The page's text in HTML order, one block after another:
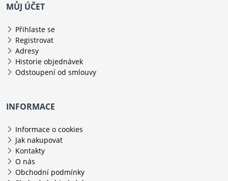
MŮJ ÚČET
Přihlaste se
Registrovat
Adresy
Historie objednávek
Odstoupení od smlouvy
INFORMACE
Informace o cookies
Jak nakupovat
Kontakty
O nás
Obchodní podmínky